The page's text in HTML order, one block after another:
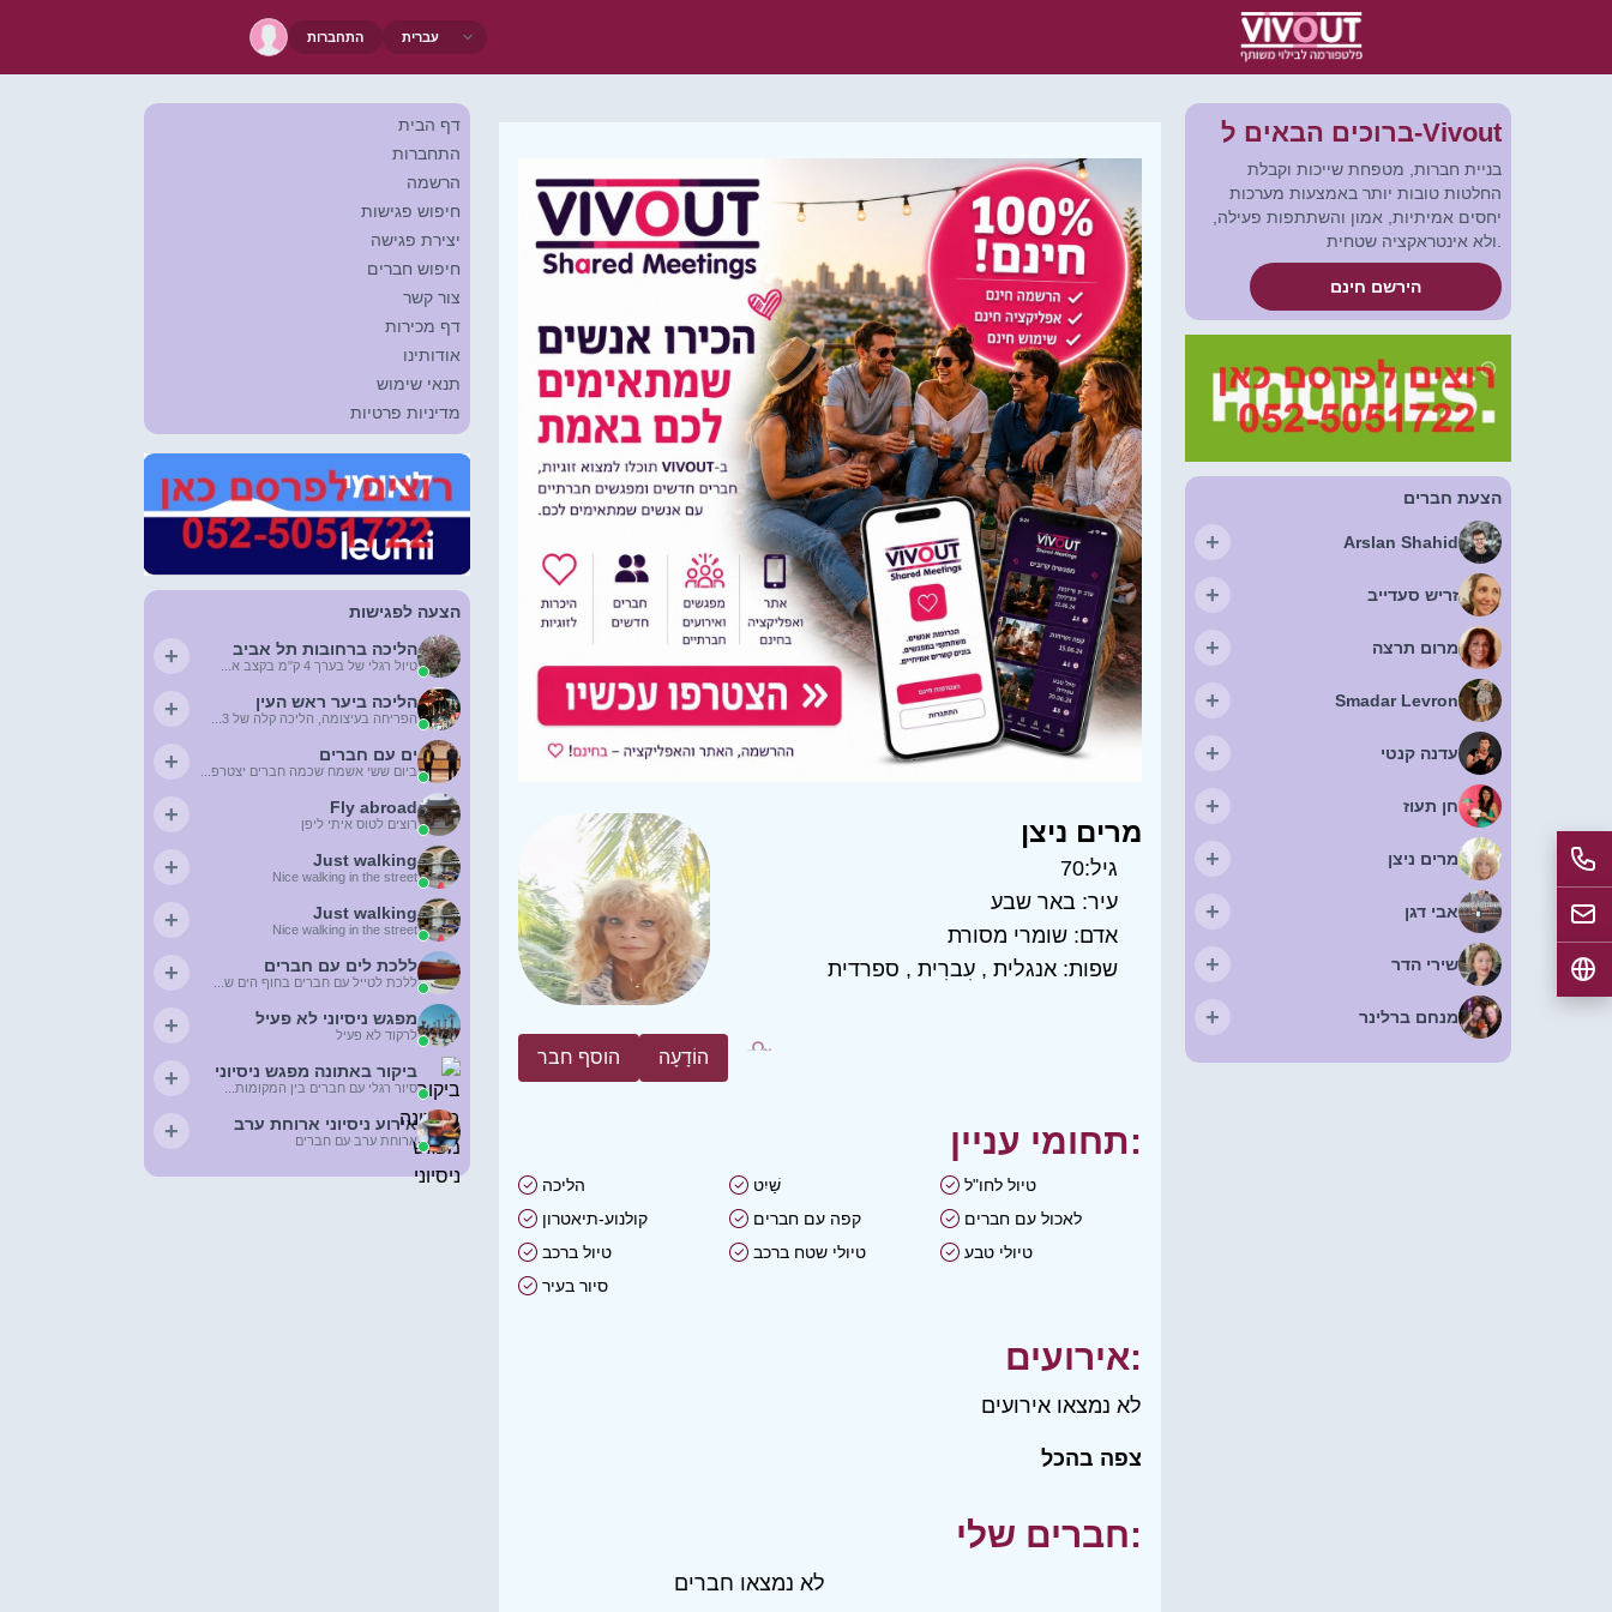
התחברות
דף הבית
התחברות
הרשמה
חיפוש פגישות
יצירת פגישה
חיפוש חברים
צור קשר
דף מכירות
אודותינו
תנאי שימוש
מדיניות פרטיות
הצעה לפגישות
הליכה ברחובות תל אביב
טיול רגלי של בערך 4 ק"מ בקצב א... +
הליכה ביער ראש העין
הפריחה בעיצומה, הליכה קלה של 3... +
ים עם חברים
ביום ששי אשמח שכמה חברים יצטרפ... +
Fly abroad
רוצים לטוס איתי ליפן +
Just walking
Nice walking in the street
+
Just walking
Nice walking in the street
+
ללכת לים עם חברים
ללכת לטייל עם חברים בחוף הים ש... +
מפגש ניסיוני לא פעיל
לרקוד לא פעיל +
ביקור באתונה מפגש ניסיוני
סיור רגלי עם חברים בין המקומות... +
אירוע ניסיוני ארוחת ערב
ארוחת ערב עם חברים +
מרים ניצן
גיל:70
עיר: באר שבע
אדם: שומרי מסורת
שפות: אנגלית , עִברִית , ספרדית
הוסף חבר הוֹדָעָה
תחומי עניין:
הליכה שַׁיִט
טיול לחו"ל
קולנוע-תיאטרון
קפה עם חברים
לאכול עם חברים
טיול ברכב
טיולי שטח ברכב
טיולי טבע
סיור בעיר
אירועים:
לא נמצאו אירועים
צפה בהכל
חברים שלי:
לא נמצאו חברים
ברוכים הבאים ל-Vivout
בניית חברות, מטפחת שייכות וקבלת
החלטות טובות יותר באמצעות מערכות
יחסים אמיתיות, אמון והשתתפות פעילה,
הירשם חינם
הצעת חברים
Arslan Shahid
+
זריש סעדייב +
מרום תרצה +
Smadar Levron
+
עדנה קנטי +
חן תעוז +
מרים ניצן +
אבי דגן +
שירי הדר +
מנחם ברלינר +